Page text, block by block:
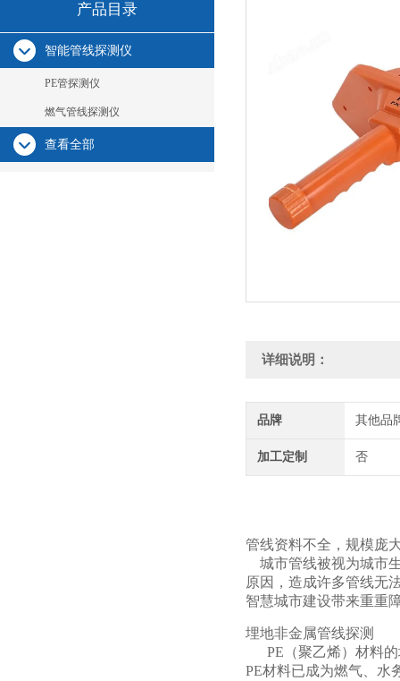
产品目录
智能管线探测仪
PE管探测仪
燃气管线探测仪
查看全部
详细说明：
品牌 其他品
加工定制 否
管线资料不全，规模庞
城市管线被视为城市
原因，造成许多管线无
智慧城市建设带来重重
埋地非金属管线探测
PE（聚乙烯）材料的
PE材料已成为燃气、水